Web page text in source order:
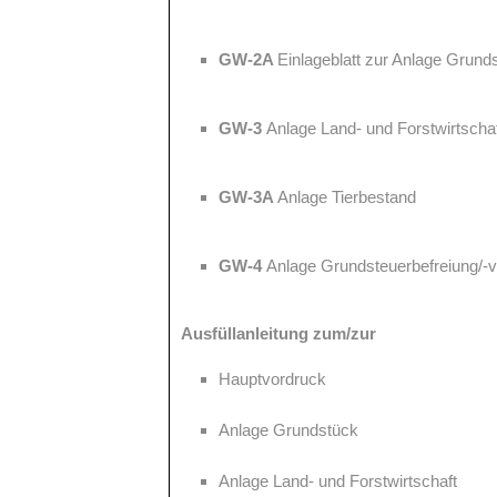
GW-2A Einlageblatt zur Anlage
GW-3 Anlage Land- und
GW-3A Anlage Tierbestand
GW-4Anlage Grundsteuerbefreiung/-
Ausfüllanleitung zum/zur
Hauptvordruck
Anlage Grundstück
Anlage Land- und Forstwirtschaft